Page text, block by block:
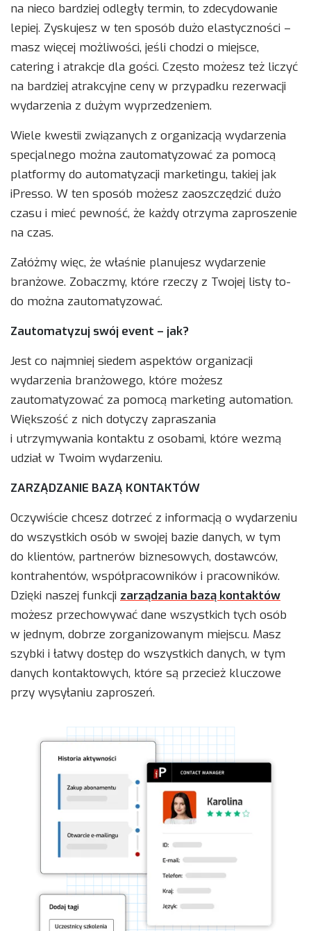
na nieco bardziej odległy termin, to zdecydowanie
lepiej. Zyskujesz w ten sposób dużo elastyczności –
masz więcej możliwości, jeśli chodzi o miejsce,
catering i atrakcje dla gości. Często możesz też liczyć
na bardziej atrakcyjne ceny w przypadku rezerwacji
wydarzenia z dużym wyprzedzeniem.
Wiele kwestii związanych z organizacją wydarzenia
specjalnego można zautomatyzować za pomocą
platformy do automatyzacji marketingu, takiej jak
iPresso. W ten sposób możesz zaoszczędzić dużo
czasu i mieć pewność, że każdy otrzyma zaproszenie
na czas.
Załóżmy więc, że właśnie planujesz wydarzenie
branżowe. Zobaczmy, które rzeczy z Twojej listy to-
do można zautomatyzować.
Zautomatyzuj swój event – jak?
Jest co najmniej siedem aspektów organizacji
wydarzenia branżowego, które możesz
zautomatyzować za pomocą marketing automation.
Większość z nich dotyczy zapraszania
i utrzymywania kontaktu z osobami, które wezmą
udział w Twoim wydarzeniu.
ZARZĄDZANIE BAZĄ KONTAKTÓW
Oczywiście chcesz dotrzeć z informacją o wydarzeniu
do wszystkich osób w swojej bazie danych, w tym
do klientów, partnerów biznesowych, dostawców,
kontrahentów, współpracowników i pracowników.
Dzięki naszej funkcji zarządzania bazą kontaktów
możesz przechowywać dane wszystkich tych osób
w jednym, dobrze zorganizowanym miejscu. Masz
szybki i łatwy dostęp do wszystkich danych, w tym
danych kontaktowych, które są przecież kluczowe
przy wysyłaniu zaproszeń.